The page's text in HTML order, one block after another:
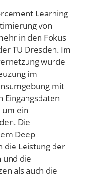
Learning
von
in den Fokus
TU Dresden. Im
wurde
im
mit
Eingangsdaten
um ein
Die
Deep
die Leistung der
und die
als auch die